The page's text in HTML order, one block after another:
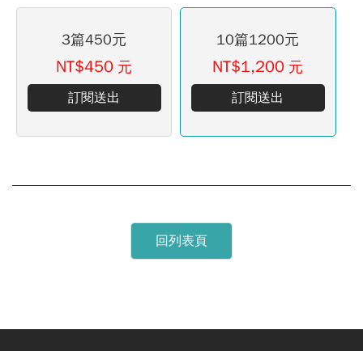
3篇450元
NT$450 元
訂閱送出
10篇1200元
NT$1,200 元
訂閱送出
回列表頁